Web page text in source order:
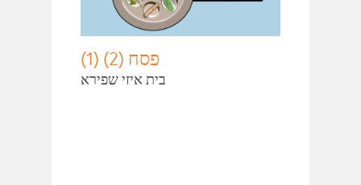
פסח (2) (1)
בית איזי שפירא